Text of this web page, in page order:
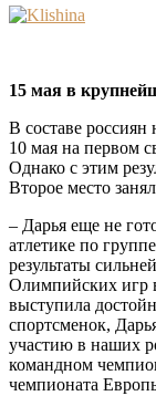
15 мая в
В составе
10 мая на первом
Однако с этим
Второе место
– Дарья еще не
атлетике по
результаты
Олимпийских игр
выступила
спортсменок,
участию в наших
командном
чемпионата